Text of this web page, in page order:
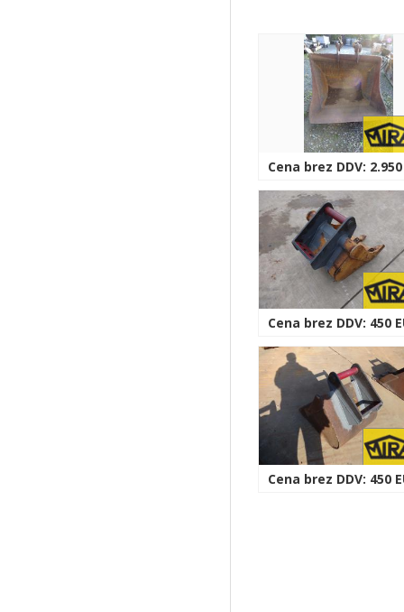
Cena brez DDV: 2.950
Cena brez DDV: 450
Cena brez DDV: 450